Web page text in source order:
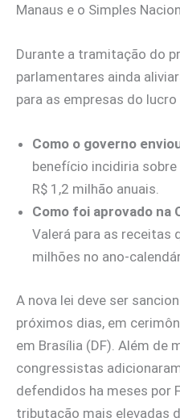
Manaus e o Simples
Durante a tramitação do
parlamentares ainda
para as empresas do lucro
Como o governo
benefício incidiria
R$ 1,2 milhão anuais.
Como foi aprovado na
Valerá para as receitas
milhões no ano-
A nova lei deve ser
próximos dias, em
em Brasília (DF). Além de
congressistas
defendidos ha meses por
tributação mais elevadas